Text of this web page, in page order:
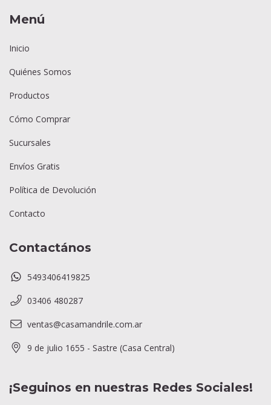
Menú
Inicio
Quiénes Somos
Productos
Cómo Comprar
Sucursales
Envíos Gratis
Política de Devolución
Contacto
Contactános
5493406419825
03406 480287
ventas@casamandrile.com.ar
9 de julio 1655 - Sastre (Casa Central)
¡Seguinos en nuestras Redes Sociales!